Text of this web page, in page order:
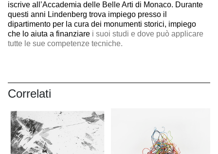
iscrive all’Accademia delle Belle Arti di Monaco. Durante
questi anni Lindenberg trova impiego presso il
dipartimento per la cura dei monumenti storici, impiego
che lo aiuta a finanziare i suoi studi e dove può applicare
tutte le sue competenze tecniche.
Correlati